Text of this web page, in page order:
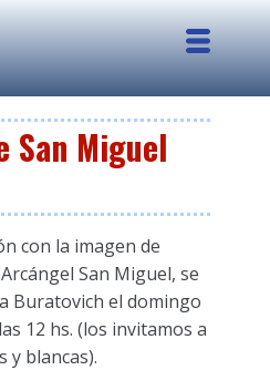
San Miguel
con la imagen de
San Miguel, se
Buratovich el domingo
12 hs. (los invitamos a
y blancas).